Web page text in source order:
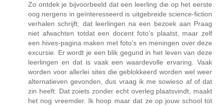
Zo ontdek je bijvoorbeeld dat een leerling die op het eerste
oog nergens in geïnteresseerd is uitgebreide science-fiction
verhalen schrijft, dat leerlingen na een bezoek aan Praag
niet afwachten totdat een docent foto's plaatst, maar zelf
een hives-pagina maken met foto's en meningen over deze
excursie. Er wordt je een blik gegund in het leven van deze
leerlingen en dat is vaak een waardevolle ervaring. Vaak
worden voor allerlei sites die geblokkeerd worden wel weer
alternatieven gevonden, dus vraag ik me sowieso af of dat
zin heeft. Dat zoiets zonder echt overleg plaatsvindt, maakt
het nog vreemder. Ik hoop maar dat ze op jouw school tot